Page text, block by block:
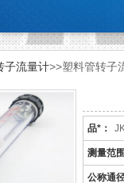
子流量计>>塑料管转子
品*：
表
测量范围
公称通径